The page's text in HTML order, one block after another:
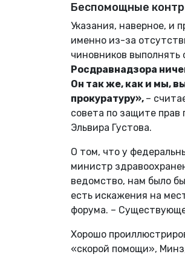
Беспомощные
Указания, наверное, и
именно из-за
чиновников
Росдравнадзора
Он так же, как и мы,
прокуратуру», –
совета по защите прав
Эльвира Густова.
О том, что у
министр
ведомство, нам было
есть искажения на
форума. –
Хорошо
«скорой помощи»,